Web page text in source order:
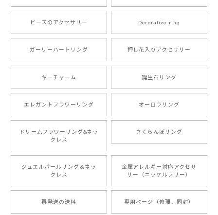
ビーズのアクセサリー Decorative ring
ガーリーハートリング 押し花入りアクセサリー
キーチャーム 誕生石リング
エレガントフラワーリング オーロラリング
ドリームフラワーリング&ネッ
クレス
さくらんぼリング
ジュエルパールリング＆ネッ
クレス
金属アレルギー対応アクセサ
リー（ニッケルフリー）
再発送の送料 専用ページ（修理、同封）